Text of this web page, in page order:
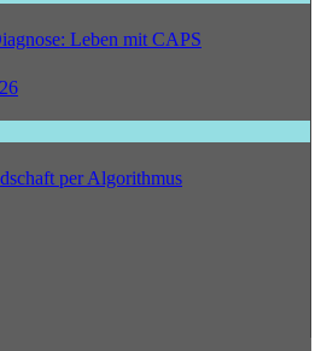
Leben mit CAPS
per Algorithmus